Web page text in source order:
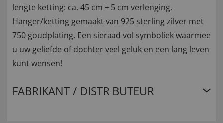
lengte ketting: ca. 45 cm + 5 cm verlenging.
Hanger/ketting gemaakt van 925 sterling zilver met
750 goudplating. Een sieraad vol symboliek waarmee
u uw geliefde of dochter veel geluk en een lang leven
kunt wensen!
FABRIKANT / DISTRIBUTEUR